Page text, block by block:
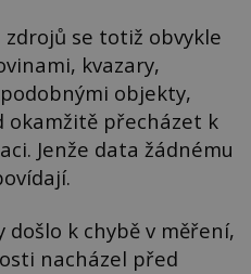
se totiž obvykle
kvazary,
objekty,
okamžitě přecházet k
Jenže data žádnému
došlo k chybě v měření,
nacházel před